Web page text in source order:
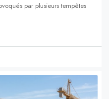
par plusieurs tempêtes